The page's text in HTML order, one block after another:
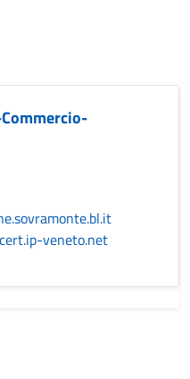
veneto.net